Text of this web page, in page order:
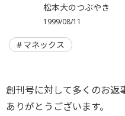
松本大のつぶやき
1999/08/11
マネックス
創刊号に対して多くのお返
ありがとうございます。